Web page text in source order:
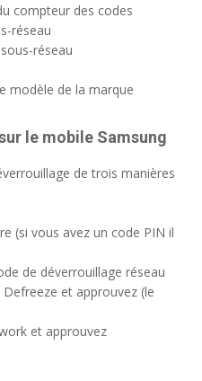
compteur des codes
réseau
réseau
modèle de la marque
le mobile Samsung
de trois manières
(si vous avez un code PIN il
de déverrouillage réseau
et approuvez (le
et approuvez